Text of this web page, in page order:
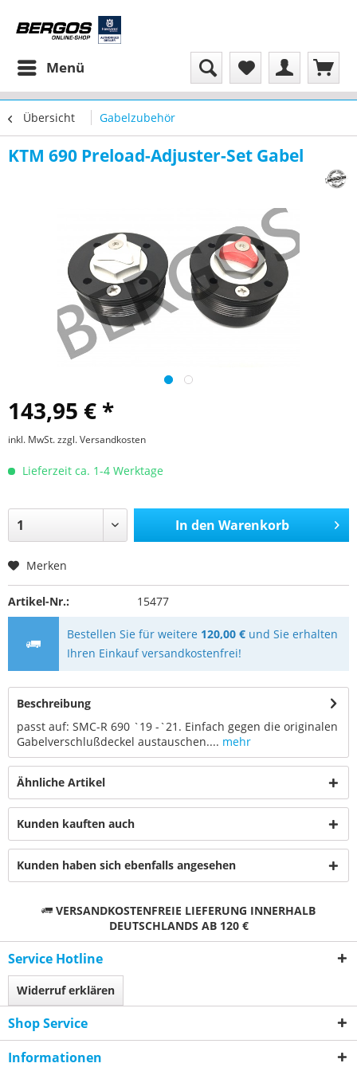
Menü
Übersicht Gabelzubehör
KTM 690 Preload-Adjuster-Set Gabel
143,95 € *
inkl. MwSt.zzgl. Versandkosten
Lieferzeit ca. 1-4 Werktage
In den Warenkorb
Merken
Artikel-Nr.: 15477
Bestellen Sie für weitere 120,00 € und Sie erhalten
Ihren Einkauf versandkostenfrei!
Beschreibung
passt auf: SMC-R 690 `19 -`21. Einfach gegen die originalen
Gabelverschlußdeckel austauschen.... mehr
Ähnliche Artikel
Kunden kauften auch
Kunden haben sich ebenfalls angesehen
VERSANDKOSTENFREIE LIEFERUNG INNERHALB
DEUTSCHLANDS AB 120 €
Service Hotline
Widerruf erklären
Shop Service
Informationen